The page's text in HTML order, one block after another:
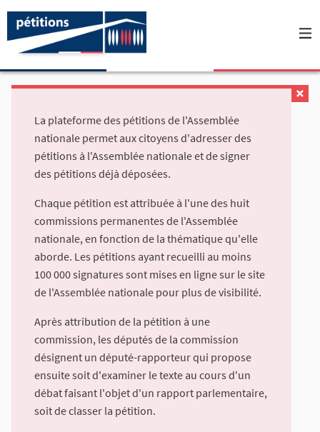
La plateforme des pétitions de l'Assemblée
nationale permet aux citoyens d'adresser des
pétitions à l'Assemblée nationale et de signer
des pétitions déjà déposées.
Chaque pétition est attribuée à l'une des huit
commissions permanentes de l'Assemblée
nationale, en fonction de la thématique qu'elle
aborde. Les pétitions ayant recueilli au moins
100 000 signatures sont mises en ligne sur le site
de l'Assemblée nationale pour plus de visibilité.
Après attribution de la pétition à une
commission, les députés de la commission
désignent un député-rapporteur qui propose
ensuite soit d'examiner le texte au cours d'un
débat faisant l'objet d'un rapport parlementaire,
soit de classer la pétition.